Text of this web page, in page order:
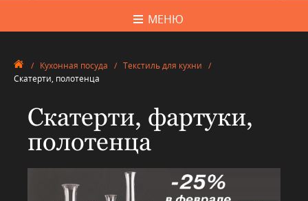
МЕНЮ
/ Кухонная посуда / Текстиль для кухни /
Скатерти, полотенца
Скатерти, фартуки,
полотенца